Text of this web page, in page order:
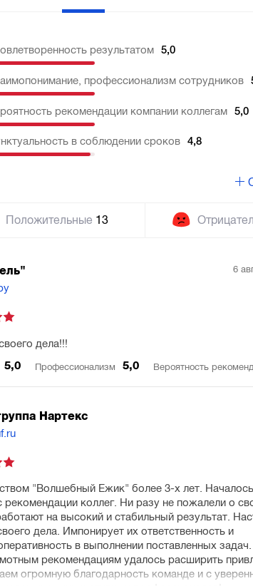
результатом 5,0
профессионализм сотрудников
рекомендации компании коллегам 5,0
в соблюдении сроков 4,8
Положительные 13
6
дела!!!
5,0 Профессионализм 5,0 Вероятность
Нартекс
"Волшебный Ежик" более 3-х лет.
рекомендации коллег. Ни разу не пожалели о
на высокий и стабильный результат.
дела. Импонирует их ответственность и
в выполнении поставленных задач.
рекомендациям удалось расширить
огромную благодарность команде и с